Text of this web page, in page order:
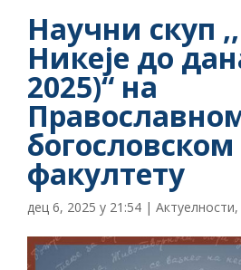
Научни скуп
Никеје до
2025)“ на
богословском
факултету
дец 6, 2025 у 21:54 | Актуелности,